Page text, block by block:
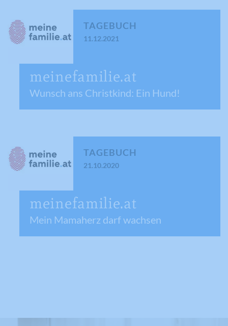
TAGEBUCH
11.12.2021
meinefamilie.at
Wunsch ans Christkind: Ein Hund!
TAGEBUCH
21.10.2020
meinefamilie.at
Mein Mamaherz darf wachsen